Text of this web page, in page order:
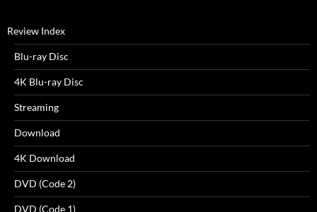
Review Index
Blu-ray Disc
4K Blu-ray Disc
Streaming
Download
4K Download
DVD (Code 2)
DVD (Code 1)